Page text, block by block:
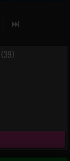
(39)